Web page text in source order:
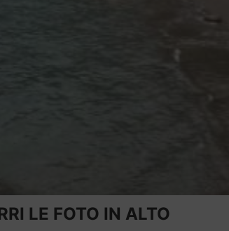
LE FOTO IN ALTO